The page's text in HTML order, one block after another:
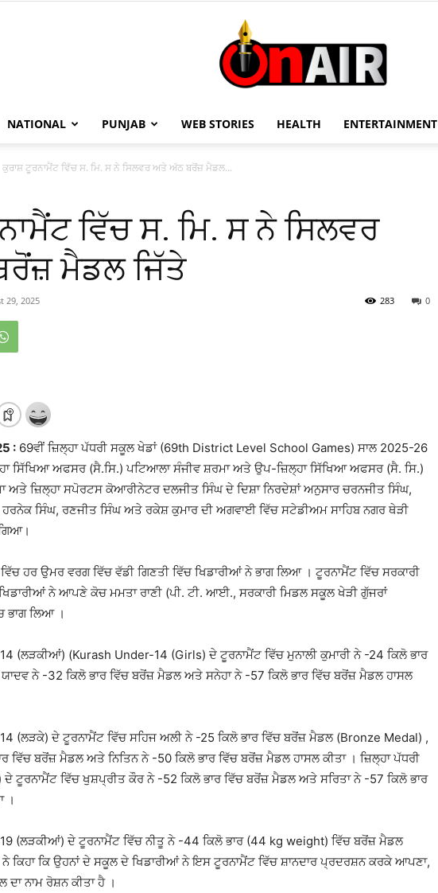
Air
NATIONAL PUNJAB WEB STORIES HEALTH ENTERTAINMENT
ਕੁਰਾਸ਼ ਟੂਰਨਾਮੈਂਟ ਵਿੱਚ ਸ. ਮਿ. ਸ ਨੇ ਸਿਲਵਰ ਅਤੇ ਅੱਠ ਬਰੋਂਜ਼ ਮੈਡਲ...
ਵਿੱਚ ਸ. ਮਿ. ਸ ਨੇ ਸਿਲਵਰ
ਮੈਡਲ ਜਿੱਤੇ
29, 2025 0
283
: 69ਵੀਂ ਜ਼ਿਲ੍ਹਾ ਪੱਧਰੀ ਸਕੂਲ ਖੇਡਾਂ (69th District Level School Games) ਸਾਲ 2025-26
ਸਿੱਖਿਆ ਅਫਸਰ (ਸੈ.ਸਿ.) ਪਟਿਆਲਾ ਸੰਜੀਵ ਸ਼ਰਮਾ ਅਤੇ ਉਪ-ਜ਼ਿਲ੍ਹਾ ਸਿੱਖਿਆ ਅਫਸਰ (ਸੈ. ਸਿ.)
ਅਤੇ ਜ਼ਿਲ੍ਹਾ ਸਪੋਰਟਸ ਕੋਆਰੀਨੇਟਰ ਦਲਜੀਤ ਸਿੰਘ ਦੇ ਦਿਸ਼ਾ ਨਿਰਦੇਸ਼ਾਂ ਅਨੁਸਾਰ ਚਰਨਜੀਤ ਸਿੰਘ,
ਸਿੰਘ, ਰਣਜੀਤ ਸਿੰਘ ਅਤੇ ਰਕੇਸ਼ ਕੁਮਾਰ ਦੀ ਅਗਵਾਈ ਵਿੱਚ ਸਟੇਡੀਅਮ ਸਾਹਿਬ ਨਗਰ ਥੇੜੀ
ਹਰ ਉਮਰ ਵਰਗ ਵਿੱਚ ਵੱਡੀ ਗਿਣਤੀ ਵਿੱਚ ਖਿਡਾਰੀਆਂ ਨੇ ਭਾਗ ਲਿਆ । ਟੂਰਨਾਮੈਂਟ ਵਿੱਚ ਸਰਕਾਰੀ
ਨੇ ਆਪਣੇ ਕੋਚ ਮਮਤਾ ਰਾਣੀ (ਪੀ. ਟੀ. ਆਈ., ਸਰਕਾਰੀ ਮਿਡਲ ਸਕੂਲ ਖੇੜੀ ਗੁੱਜਰਾਂ
ਭਾਗ ਲਿਆ ।
(ਲੜਕੀਆਂ) (Kurash Under-14 (Girls) ਦੇ ਟੂਰਨਾਮੈਂਟ ਵਿੱਚ ਮੁਨਾਲੀ ਕੁਮਾਰੀ ਨੇ -24 ਕਿਲੋ ਭਾਰ
ਨੇ -32 ਕਿਲੋ ਭਾਰ ਵਿੱਚ ਬਰੋਂਜ਼ ਮੈਡਲ ਅਤੇ ਸਨੇਹਾ ਨੇ -57 ਕਿਲੋ ਭਾਰ ਵਿੱਚ ਬਰੋਂਜ਼ ਮੈਡਲ ਹਾਸਲ
(ਲੜਕੇ) ਦੇ ਟੂਰਨਾਮੈਂਟ ਵਿੱਚ ਸਹਿਜ ਅਲੀ ਨੇ -25 ਕਿਲੋ ਭਾਰ ਵਿੱਚ ਬਰੋਂਜ਼ ਮੈਡਲ (Bronze Medal) ,
ਵਿੱਚ ਬਰੋਂਜ਼ ਮੈਡਲ ਅਤੇ ਨਿਤਿਨ ਨੇ -50 ਕਿਲੋ ਭਾਰ ਵਿੱਚ ਬਰੋਂਜ਼ ਮੈਡਲ ਹਾਸਲ ਕੀਤਾ । ਜ਼ਿਲ੍ਹਾ ਪੱਧਰੀ
ਟੂਰਨਾਮੈਂਟ ਵਿੱਚ ਖੁਸ਼ਪ੍ਰੀਤ ਕੌਰ ਨੇ -52 ਕਿਲੋ ਭਾਰ ਵਿੱਚ ਬਰੋਂਜ਼ ਮੈਡਲ ਅਤੇ ਸਰਿਤਾ ਨੇ -57 ਕਿਲੋ ਭਾਰ
।
(ਲੜਕੀਆਂ) ਦੇ ਟੂਰਨਾਮੈਂਟ ਵਿੱਚ ਨੀਤੂ ਨੇ -44 ਕਿਲੋ ਭਾਰ (44 kg weight) ਵਿੱਚ ਬਰੋਂਜ਼ ਮੈਡਲ
ਨੇ ਕਿਹਾ ਕਿ ਉਹਨਾਂ ਦੇ ਸਕੂਲ ਦੇ ਖਿਡਾਰੀਆਂ ਨੇ ਇਸ ਟੂਰਨਾਮੈਂਟ ਵਿੱਚ ਸ਼ਾਨਦਾਰ ਪ੍ਰਦਰਸ਼ਨ ਕਰਕੇ ਆਪਣਾ,
ਨਾਮ ਰੋਸ਼ਨ ਕੀਤਾ ਹੈ ।